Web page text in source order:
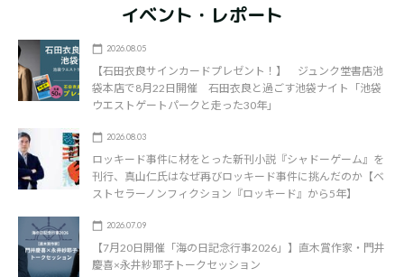
イベント・レポート
2026.08.05
【石田衣良サインカードプレゼント！】 ジュンク堂書店池
袋本店で8月22日開催 石田衣良と過ごす池袋ナイト「池袋
ウエストゲートパークと走った30年」
2026.08.03
ロッキード事件に材をとった新刊小説『シャドーゲーム』を
刊行、真山仁氏はなぜ再びロッキード事件に挑んだのか【ベ
ストセラーノンフィクション『ロッキード』から5年】
2026.07.09
【7月20日開催「海の日記念行事2026」】直木賞作家・門井
慶喜×永井紗耶子トークセッション